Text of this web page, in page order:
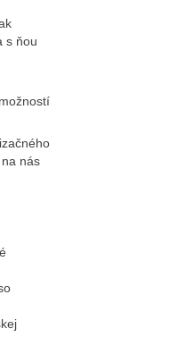
s ňou
nás